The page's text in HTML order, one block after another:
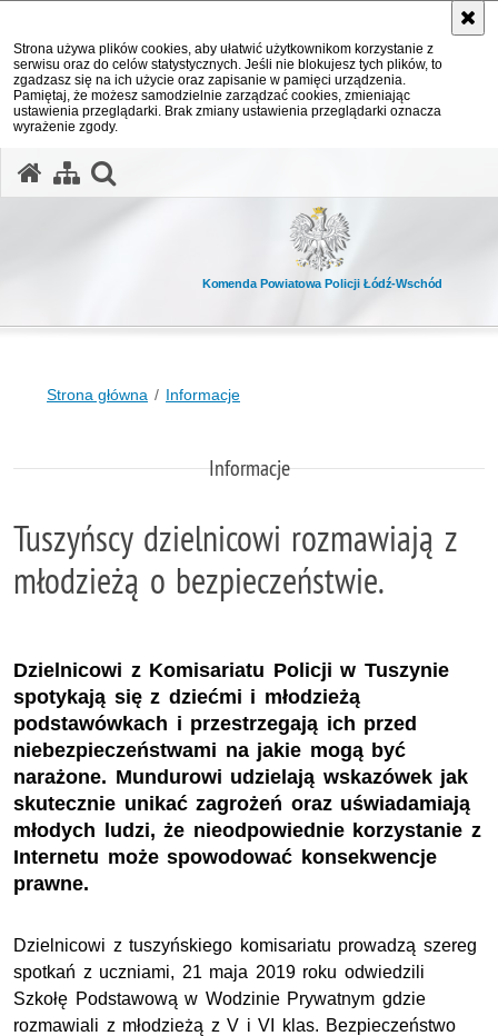
Strona używa plików cookies, aby ułatwić użytkownikom korzystanie z
serwisu oraz do celów statystycznych. Jeśli nie blokujesz tych plików, to
zgadzasz się na ich użycie oraz zapisanie w pamięci urządzenia.
Pamiętaj, że możesz samodzielnie zarządzać cookies, zmieniając
ustawienia przeglądarki. Brak zmiany ustawienia przeglądarki oznacza
wyrażenie zgody.
Komenda Powiatowa Policji Łódź-Wschód
Strona główna Informacje
Informacje
Tuszyńscy dzielnicowi rozmawiają z
młodzieżą o bezpieczeństwie.
Dzielnicowi z Komisariatu Policji w Tuszynie
spotykają się z dziećmi i młodzieżą
podstawówkach i przestrzegają ich przed
niebezpieczeństwami na jakie mogą być
narażone. Mundurowi udzielają wskazówek jak
skutecznie unikać zagrożeń oraz uświadamiają
młodych ludzi, że nieodpowiednie korzystanie z
Internetu może spowodować konsekwencje
prawne.
Dzielnicowi z tuszyńskiego komisariatu prowadzą szereg
spotkań z uczniami, 21 maja 2019 roku odwiedzili
Szkołę Podstawową w Wodzinie Prywatnym gdzie
rozmawiali z młodzieżą z V i VI klas. Bezpieczeństwo